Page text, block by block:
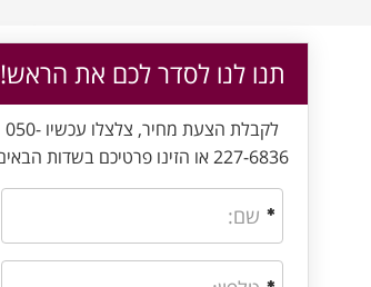
תנו לנו לסדר לכם את הראש!
לקבלת הצעת מחיר, צלצלו עכשיו 050-
227-6836 או הזינו פרטיכם בשדות הבאים